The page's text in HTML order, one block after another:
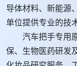
导体材料、新能源
单位提供专业的技
汽车把手专用
保、生物医药研发